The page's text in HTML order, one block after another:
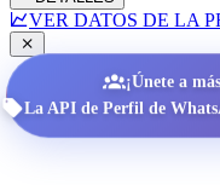
VER DATOS DE LA
¡Únete a
La API de Perfil de